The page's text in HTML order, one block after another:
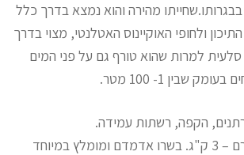
בבגרותו.שחייתו מהירה והוא נמצא בדרך כלל
ולחופי האוקיינוס האטלנטי, מצוי בדרך
למרות שהוא טורף גם על פני המים
שבין 1- 100 מטר.
הקפה, רשתות עמידה.
בשרו אדמדם ומומלץ במיוחד